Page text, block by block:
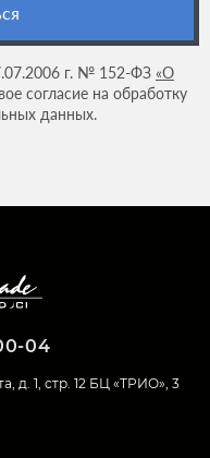
г. № 152-ФЗ «О
согласие на обработку
данных.
04
д. 1, стр. 12 БЦ «ТРИО», 3